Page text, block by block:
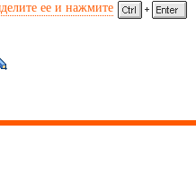
ее и нажмите